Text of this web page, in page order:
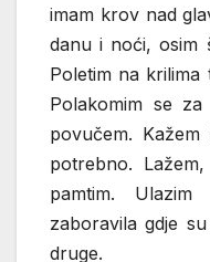
imam krov nad
danu i noći, osim
Poletim na
Polakomim se
povučem.
potrebno.
pamtim.
zaboravila gdje
druge.